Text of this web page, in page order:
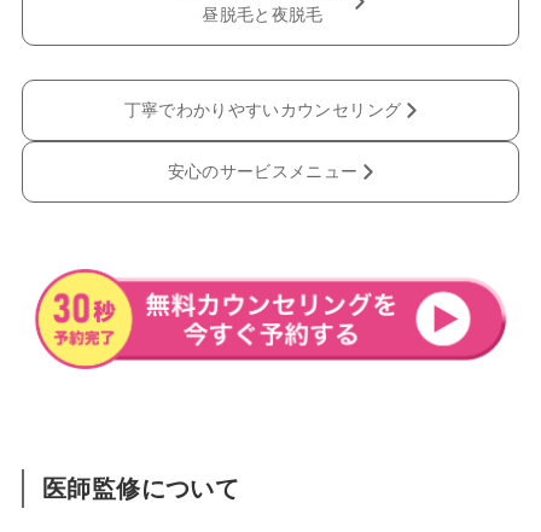
昼脱毛と夜脱毛
丁寧でわかりやすいカウンセリング
安心のサービスメニュー
医師監修について